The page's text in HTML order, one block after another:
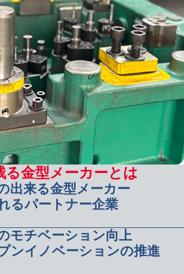
る金型メーカーとは
出来る金型メーカー
るパートナー企業
モチベーション向上
ンイノベーションの推進